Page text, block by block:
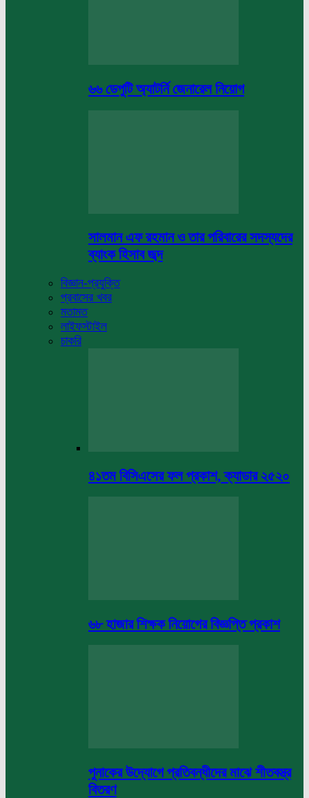
৬৬ ডেপুটি অ্যাটর্নি জেনারেল নিয়োগ
সালমান এফ রহমান ও তার পরিবারের সদস্যদের
ব্যাংক হিসাব জব্দ
বিজ্ঞান-প্রযুক্তি
প্রবাসের খবর
মতামত
লাইফস্টাইল
চাকরি
৪১তম বিসিএসের ফল প্রকাশ, ক্যাডার ২৫২০
৬৮ হাজার শিক্ষক নিয়োগের বিজ্ঞপ্তি প্রকাশ
পুনাকের উদ্যোগে প্রতিবন্ধীদের মাঝে শীতবস্ত্র
বিতরণ